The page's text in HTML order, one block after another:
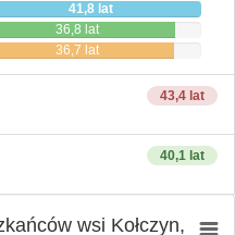
41,8 lat
36,8 lat
36,7 lat
43,4 lat
40,1 lat
wsi Kołczyn,